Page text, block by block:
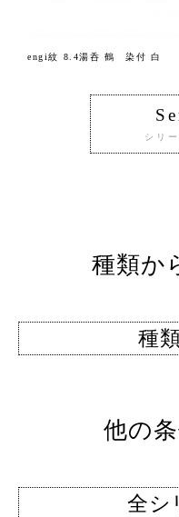
engi紋 8.4湯呑 鶴 染付 白
シリ
種類か
種
他の
全シ